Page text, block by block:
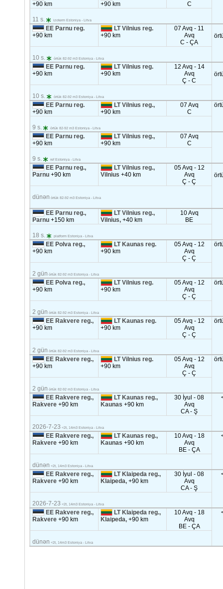
+90 km
+90 km
C
11 s. izoterm Estoniya - Litva
EE Parnu reg.
+90 km
LT Vilnius reg.
+90 km
07 Avq - 11
Avq
C - ÇA
10 s. örtük 82-92 m3 Estoniya - Litva
EE Parnu reg.
+90 km
LT Vilnius reg.
+90 km
12 Avq - 14
Avq
Ç - C
10 s. örtük 82-92 m3 Estoniya - Litva
EE Parnu reg.
+90 km
LT Vilnius reg.,
+90 km
07 Avq
C
9 s. örtük 82-92 m3 Estoniya - Litva
EE Parnu reg.
+90 km
LT Vilnius reg.,
+90 km
07 Avq
C
9 s. ref Estoniya - Litva
EE Parnu reg.,
Parnu+90 km
LT Vilnius reg.,
Vilnius+40 km
05 Avq - 12
Avq
Ç - Ç
dünən örtük 82-92 m3 Estoniya - Litva
EE Parnu reg.,
Parnu+150 km
LT Vilnius reg.,
Vilnius,+40 km
10 Avq
BE
18 s. platform Estoniya - Litva
EE Polva reg.,
+90 km
LT Kaunas reg.
+90 km
05 Avq - 12
Avq
Ç - Ç
2 gün örtük 82-92 m3 Estoniya - Litva
EE Polva reg.,
+90 km
LT Vilnius reg.
+90 km
05 Avq - 12
Avq
Ç - Ç
2 gün örtük 82-92 m3 Estoniya - Litva
EE Rakvere reg.,
+90 km
LT Kaunas reg.
+90 km
05 Avq - 12
Avq
Ç - Ç
2 gün örtük 82-92 m3 Estoniya - Litva
EE Rakvere reg.,
+90 km
LT Vilnius reg.
+90 km
05 Avq - 12
Avq
Ç - Ç
2 gün örtük 82-92 m3 Estoniya - Litva
EE Rakvere reg.,
Rakvere+90 km
LT Kaunas reg.,
Kaunas+90 km
30 İyul - 08
Avq
CA - Ş
2026-7-23 <2t, 14m3 Estoniya - Litva
EE Rakvere reg.,
Rakvere+90 km
LT Kaunas reg.,
Kaunas+90 km
10 Avq - 18
Avq
BE - ÇA
dünən <2t, 14m3 Estoniya - Litva
EE Rakvere reg.,
Rakvere+90 km
LT Klaipeda reg.,
Klaipeda,+90 km
30 İyul - 08
Avq
CA - Ş
2026-7-23 <2t, 14m3 Estoniya - Litva
EE Rakvere reg.,
Rakvere+90 km
LT Klaipeda reg.,
Klaipeda,+90 km
10 Avq - 18
Avq
BE - ÇA
dünən <2t, 14m3 Estoniya - Litva